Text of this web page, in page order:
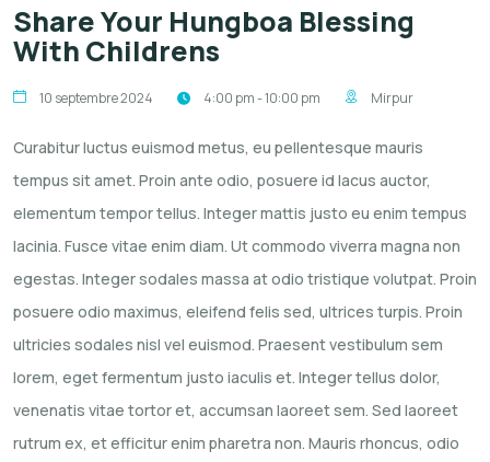
Share Your Hungboa Blessing
With Childrens
10 septembre 2024 4:00 pm - 10:00 pm Mirpur
Curabitur luctus euismod metus, eu pellentesque mauris
tempus sit amet. Proin ante odio, posuere id lacus auctor,
elementum tempor tellus. Integer mattis justo eu enim tempus
lacinia. Fusce vitae enim diam. Ut commodo viverra magna non
egestas. Integer sodales massa at odio tristique volutpat. Proin
posuere odio maximus, eleifend felis sed, ultrices turpis. Proin
ultricies sodales nisl vel euismod. Praesent vestibulum sem
lorem, eget fermentum justo iaculis et. Integer tellus dolor,
venenatis vitae tortor et, accumsan laoreet sem. Sed laoreet
rutrum ex, et efficitur enim pharetra non. Mauris rhoncus, odio